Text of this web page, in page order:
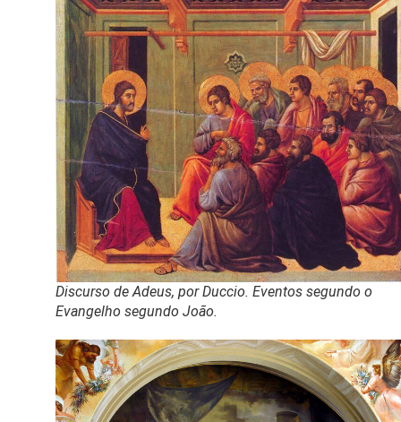
Discurso de Adeus, por Duccio. Eventos segundo o
Evangelho segundo João.